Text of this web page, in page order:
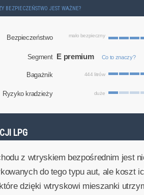
BEZPIECZEŃSTWO JEST WAŻNE?
Bezpieczeństwo mało bezpieczny
Segment E premium Co to znaczy?
Bagażnik 444 litrów
Ryzyko kradzieży duże
LPG
z wtryskiem bezpośrednim jest
do tego typu aut, ale koszt
dzięki wtryskowi mieszanki